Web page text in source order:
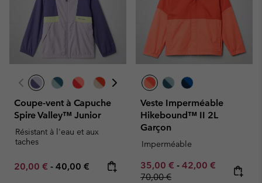
Coupe-vent à Capuche
Spire Valley™ Junior
Résistant à l'eau et aux
taches
Minimum sale price:
20,00 € - Maximum price:
40,00 €
Veste Imperméable
Hikebound™ II 2L
Garçon
Imperméable
Minimum sale price:
35,00 € - Maximum sale
42,00 € Regular
70,00 €